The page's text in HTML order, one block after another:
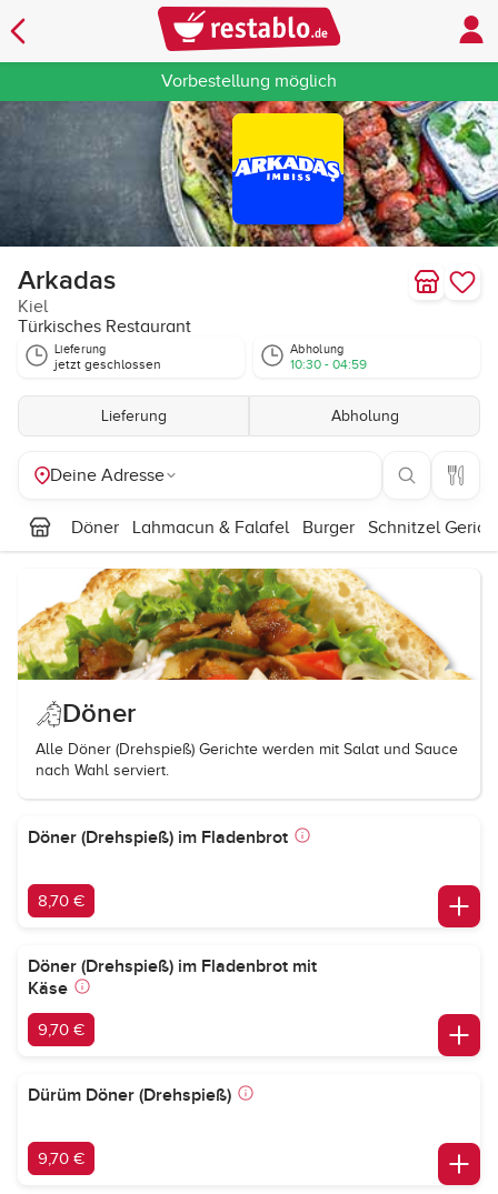
Vorbestellung möglich
Arkadas
Kiel
Türkisches Restaurant
Lieferung
jetzt geschlossen
Abholung
10:30 - 04:59
Lieferung Abholung
Deine Adresse
Döner Lahmacun & Falafel Burger Schnitzel
Döner
Alle Döner (Drehspieß) Gerichte werden mit Salat und Sauce
nach Wahl serviert.
Döner (Drehspieß) im Fladenbrot
8,70 €
Döner (Drehspieß) im Fladenbrot mit
Käse
9,70 €
Dürüm Döner (Drehspieß)
9,70 €